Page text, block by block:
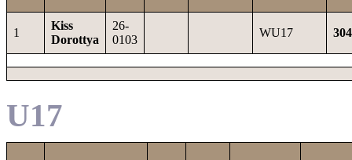
1
Kiss
Dorottya
26-
0103
WU17 304
U17